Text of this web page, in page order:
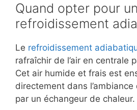
Quand opter pour un
refroidissement
Le refroidissement
rafraîchir de l’air en centrale
Cet air humide et frais est
directement dans
par un échangeur de chaleur.